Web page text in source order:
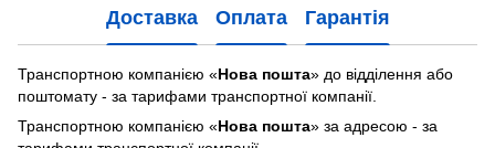
Доставка Оплата Гарантія
Транспортною компанією «Нова пошта» до відділення або
поштомату - за тарифами транспортної компанії.
Транспортною компанією «Нова пошта» за адресою - за